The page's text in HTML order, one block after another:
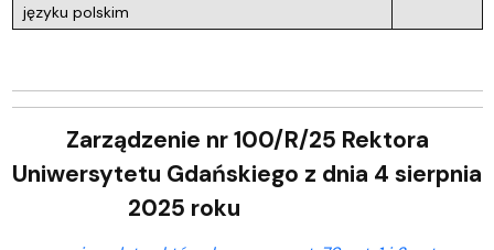
języku polskim
Zarządzenie nr 100/R/25 Rektora
Uniwersytetu Gdańskiego z dnia 4 sierpnia
2025 roku